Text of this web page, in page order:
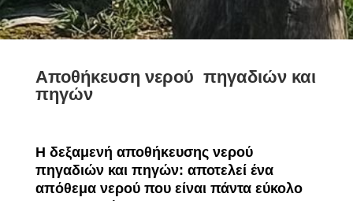
Αποθήκευση νερού πηγαδιών και
πηγών
Η δεξαμενή αποθήκευσης νερού
πηγαδιών και πηγών: αποτελεί ένα
απόθεμα νερού που είναι πάντα εύκολο